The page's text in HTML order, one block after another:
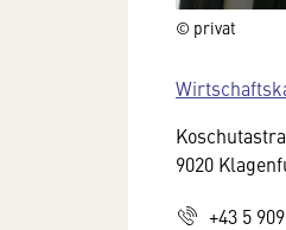
© privat
9020
+43 5